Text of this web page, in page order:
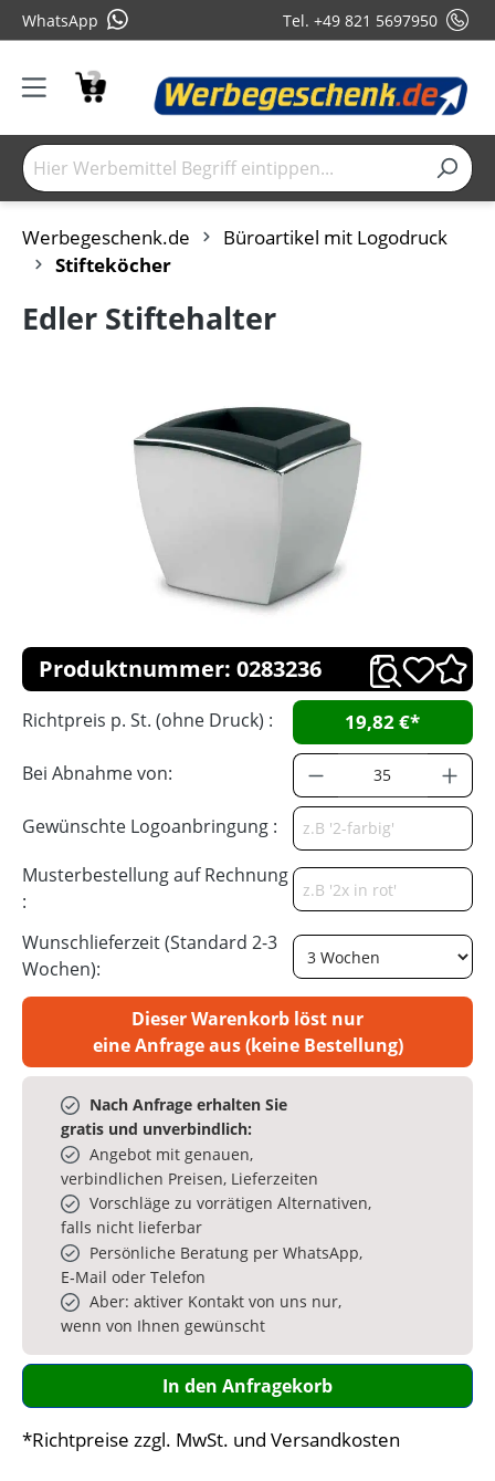
WhatsApp Tel. +49 821 5697950
Werbegeschenk.de
Büroartikel mit Logodruck
Stifteköcher
Edler Stiftehalter
Produktnummer: 0283236
Richtpreis p. St. (ohne Druck) : 19,82 €*
Bei Abnahme von:
Gewünschte Logoanbringung :
Musterbestellung auf Rechnung
:
Wunschlieferzeit (Standard 2-3
Wochen):
Dieser Warenkorb löst nur
eine Anfrage aus (keine Bestellung)
Nach Anfrage erhalten Sie
gratis und unverbindlich:
Angebot mit genauen,
verbindlichen Preisen, Lieferzeiten
Vorschläge zu vorrätigen Alternativen,
falls nicht lieferbar
Persönliche Beratung per WhatsApp,
E‑Mail oder Telefon
Aber: aktiver Kontakt von uns nur,
wenn von Ihnen gewünscht
In den Anfragekorb
*Richtpreise zzgl. MwSt. und Versandkosten